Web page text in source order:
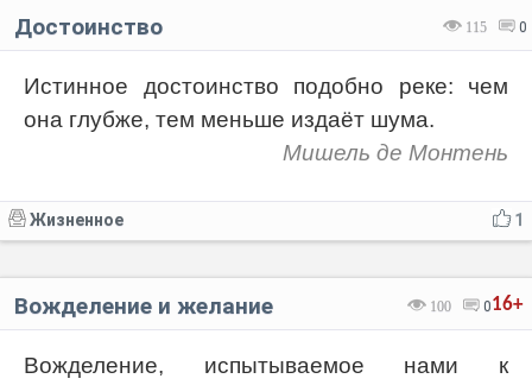
115 0
Достоинство
Истинное достоинство подобно реке: чем
она глубже, тем меньше издаёт шума.
Мишель де Монтень
1
Жизненное
16+
100 0
Вожделение и желание
Вожделение, испытываемое нами к